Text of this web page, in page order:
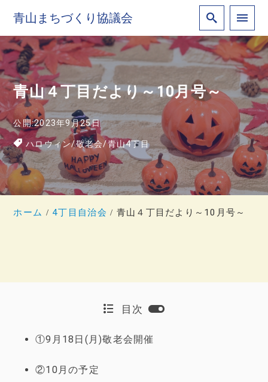
青山まちづくり協議会
青山４丁目だより～10月号～
公開:2023年9月25日
ハロウィン/敬老会/青山4丁目
ホーム 4丁目自治会 青山４丁目だより～10月号～
目次
①9月18日(月)敬老会開催
②10月の予定